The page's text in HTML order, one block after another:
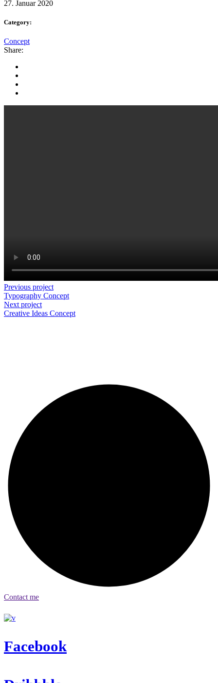
27. Januar 2020
Category:
Concept
Share:
Previous project
Typography Concept
Next project
Creative Ideas Concept
Contact me
Facebook